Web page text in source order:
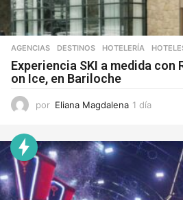
AGENCIAS ,DESTINOS ,HOTELERÍA ,
Experiencia SKI a medida con
on Ice, en Bariloche
por Eliana Magdalena 1 día
a